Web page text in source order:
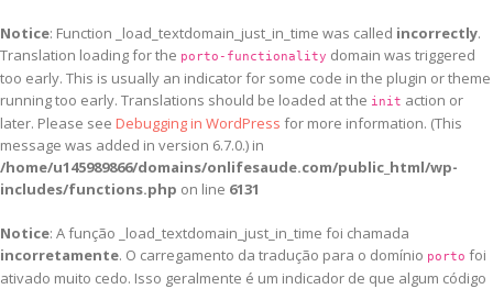
Notice: Function _load_textdomain_just_in_time was called incorrectly.
Translation loading for the porto-functionality domain was triggered
too early. This is usually an indicator for some code in the plugin or theme
running too early. Translations should be loaded at the init action or
later. Please see Debugging in WordPress for more information. (This
message was added in version 6.7.0.) in
/home/u145989866/domains/onlifesaude.com/public_html/wp-
includes/functions.php on line 6131
Notice: A função _load_textdomain_just_in_time foi chamada
incorretamente. O carregamento da tradução para o domínio porto foi
ativado muito cedo. Isso geralmente é um indicador de que algum código